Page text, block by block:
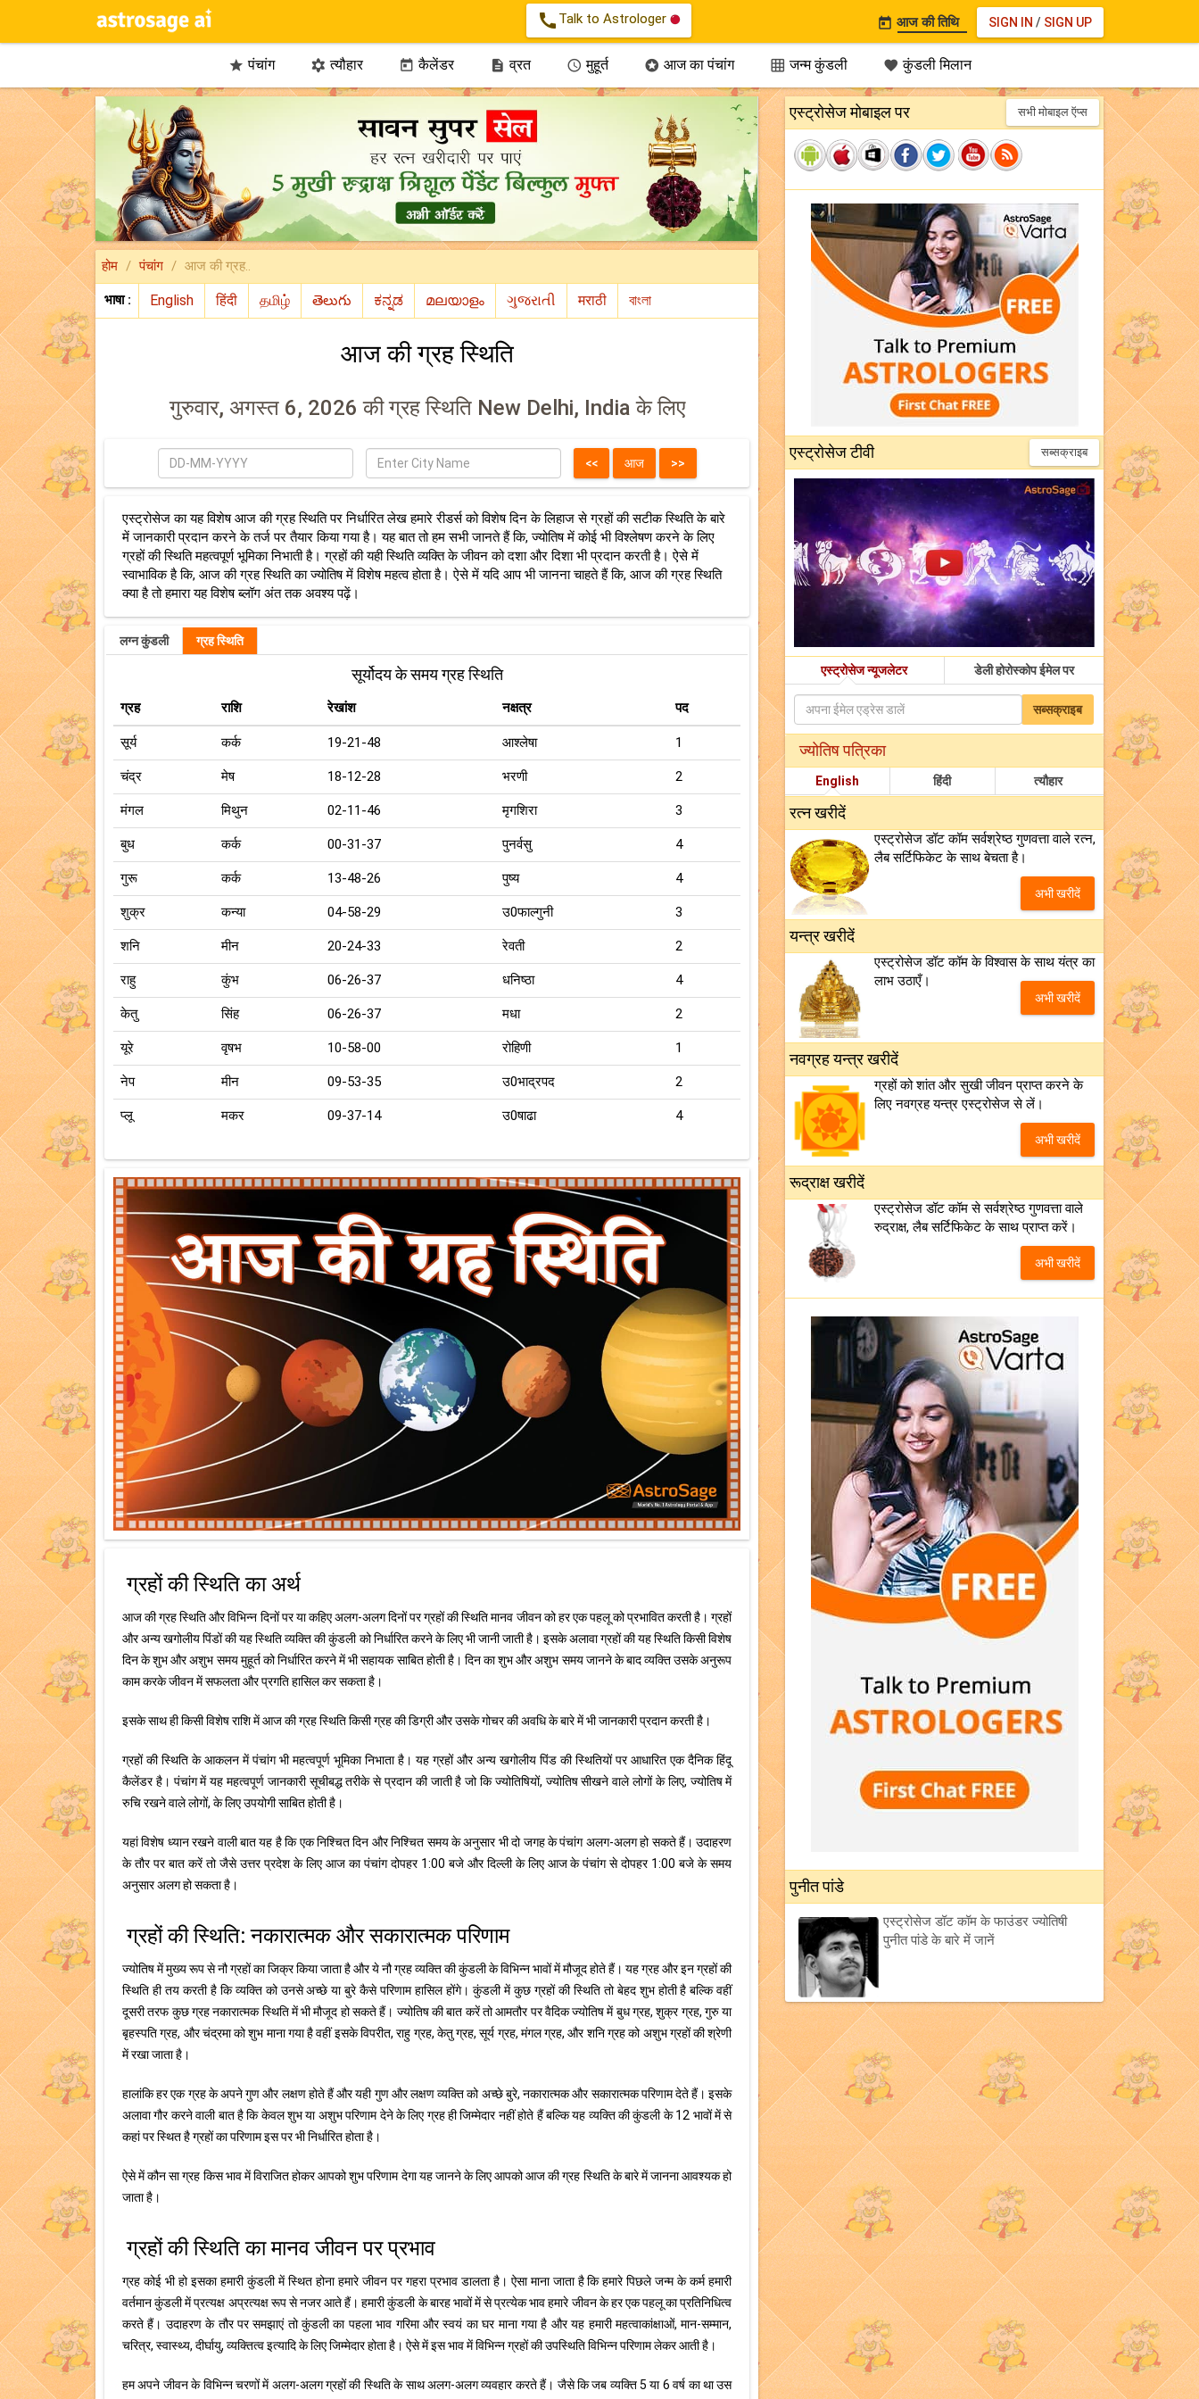
call Talk to Astrologer SIGN IN / SIGN UP
 आज की तिथि
 पंचांग  त्यौहार  कैलेंडर  व्रत  मुहूर्त  आज का पंचांग  जन्म कुंडली  कुंडली मिलान
होम पंचांग आज की ग्रह..
भाषा :
आज की ग्रह स्थिति
गुरुवार, अगस्त 6, 2026 की ग्रह स्थिति New Delhi, India के लिए
दिनांक
स्थान
भरें
एस्ट्रोसेज का यह विशेष आज की ग्रह स्थिति पर निर्धारित लेख हमारे रीडर्स को विशेष दिन के लिहाज से ग्रहों की सटीक स्थिति के बारे
में जानकारी प्रदान करने के तर्ज पर तैयार किया गया है। यह बात तो हम सभी जानते हैं कि, ज्योतिष में कोई भी विश्लेषण करने के लिए
ग्रहों की स्थिति महत्वपूर्ण भूमिका निभाती है। ग्रहों की यही स्थिति व्यक्ति के जीवन को दशा और दिशा भी प्रदान करती है। ऐसे में
स्वाभाविक है कि, आज की ग्रह स्थिति का ज्योतिष में विशेष महत्व होता है। ऐसे में यदि आप भी जानना चाहते हैं कि, आज की ग्रह स्थिति
क्या है तो हमारा यह विशेष ब्लॉग अंत तक अवश्य पढ़ें।
लग्न कुंडली ग्रह स्थिति
सूर्योदय के समय ग्रह स्थिति
ग्रह राशि रेखांश नक्षत्र पद
सूर्य कर्क 19-21-48 आश्लेषा 1
चंद्र मेष 18-12-28 भरणी 2
मंगल मिथुन 02-11-46 मृगशिरा 3
बुध कर्क 00-31-37 पुनर्वसु 4
गुरू कर्क 13-48-26 पुष्य 4
शुक्र कन्या 04-58-29 उ0फाल्गुनी 3
शनि मीन 20-24-33 रेवती 2
राहु कुंभ 06-26-37 धनिष्ठा 4
केतु सिंह 06-26-37 मधा 2
यूरे वृषभ 10-58-00 रोहिणी 1
नेप मीन 09-53-35 उ0भाद्रपद 2
प्लू मकर 09-37-14 उ0षाढा 4
ग्रहों की स्थिति का अर्थ
आज की ग्रह स्थिति और विभिन्न दिनों पर या कहिए अलग-अलग दिनों पर ग्रहों की स्थिति मानव जीवन को हर एक पहलू को प्रभावित करती है। ग्रहों
और अन्य खगोलीय पिंडों की यह स्थिति व्यक्ति की कुंडली को निर्धारित करने के लिए भी जानी जाती है। इसके अलावा ग्रहों की यह स्थिति किसी विशेष
दिन के शुभ और अशुभ समय मुहूर्त को निर्धारित करने में भी सहायक साबित होती है। दिन का शुभ और अशुभ समय जानने के बाद व्यक्ति उसके अनुरूप
काम करके जीवन में सफलता और प्रगति हासिल कर सकता है।
इसके साथ ही किसी विशेष राशि में आज की ग्रह स्थिति किसी ग्रह की डिग्री और उसके गोचर की अवधि के बारे में भी जानकारी प्रदान करती है।
ग्रहों की स्थिति के आकलन में पंचांग भी महत्वपूर्ण भूमिका निभाता है। यह ग्रहों और अन्य खगोलीय पिंड की स्थितियों पर आधारित एक दैनिक हिंदू
कैलेंडर है। पंचांग में यह महत्वपूर्ण जानकारी सूचीबद्ध तरीके से प्रदान की जाती है जो कि ज्योतिषियों, ज्योतिष सीखने वाले लोगों के लिए, ज्योतिष में
रुचि रखने वाले लोगों, के लिए उपयोगी साबित होती है।
यहां विशेष ध्यान रखने वाली बात यह है कि एक निश्चित दिन और निश्चित समय के अनुसार भी दो जगह के पंचांग अलग-अलग हो सकते हैं। उदाहरण
के तौर पर बात करें तो जैसे उत्तर प्रदेश के लिए आज का पंचांग दोपहर 1:00 बजे और दिल्ली के लिए आज के पंचांग से दोपहर 1:00 बजे के समय
अनुसार अलग हो सकता है।
ग्रहों की स्थिति: नकारात्मक और सकारात्मक परिणाम
ज्योतिष में मुख्य रूप से नौ ग्रहों का जिक्र किया जाता है और ये नौ ग्रह व्यक्ति की कुंडली के विभिन्न भावों में मौजूद होते हैं। यह ग्रह और इन ग्रहों की
स्थिति ही तय करती है कि व्यक्ति को उनसे अच्छे या बुरे कैसे परिणाम हासिल होंगे। कुंडली में कुछ ग्रहों की स्थिति तो बेहद शुभ होती है बल्कि वहीं
दूसरी तरफ कुछ ग्रह नकारात्मक स्थिति में भी मौजूद हो सकते हैं। ज्योतिष की बात करें तो आमतौर पर वैदिक ज्योतिष में बुध ग्रह, शुक्र ग्रह, गुरु या
बृहस्पति ग्रह, और चंद्रमा को शुभ माना गया है वहीं इसके विपरीत, राहु ग्रह, केतु ग्रह, सूर्य ग्रह, मंगल ग्रह, और शनि ग्रह को अशुभ ग्रहों की श्रेणी
में रखा जाता है।
हालांकि हर एक ग्रह के अपने गुण और लक्षण होते हैं और यही गुण और लक्षण व्यक्ति को अच्छे बुरे, नकारात्मक और सकारात्मक परिणाम देते हैं। इसके
अलावा गौर करने वाली बात है कि केवल शुभ या अशुभ परिणाम देने के लिए ग्रह ही जिम्मेदार नहीं होते हैं बल्कि यह व्यक्ति की कुंडली के 12 भावों में से
कहां पर स्थित है ग्रहों का परिणाम इस पर भी निर्धारित होता है।
ऐसे में कौन सा ग्रह किस भाव में विराजित होकर आपको शुभ परिणाम देगा यह जानने के लिए आपको आज की ग्रह स्थिति के बारे में जानना आवश्यक हो
जाता है।
ग्रहों की स्थिति का मानव जीवन पर प्रभाव
ग्रह कोई भी हो इसका हमारी कुंडली में स्थित होना हमारे जीवन पर गहरा प्रभाव डालता है। ऐसा माना जाता है कि हमारे पिछले जन्म के कर्म हमारी
वर्तमान कुंडली में प्रत्यक्ष अप्रत्यक्ष रूप से नजर आते हैं। हमारी कुंडली के बारह भावों में से प्रत्येक भाव हमारे जीवन के हर एक पहलू का प्रतिनिधित्व
करते हैं। उदाहरण के तौर पर समझाएं तो कुंडली का पहला भाव गरिमा और स्वयं का घर माना गया है और यह हमारी महत्वाकांक्षाओं, मान-सम्मान,
चरित्र, स्वास्थ्य, दीर्घायु, व्यक्तित्व इत्यादि के लिए जिम्मेदार होता है। ऐसे में इस भाव में विभिन्न ग्रहों की उपस्थिति विभिन्न परिणाम लेकर आती है।
हम अपने जीवन के विभिन्न चरणों में अलग-अलग ग्रहों की स्थिति के साथ अलग-अलग व्यवहार करते हैं। जैसे कि जब व्यक्ति 5 या 6 वर्ष का था उस
एस्ट्रोसेज मोबाइल पर सभी मोबाइल ऍप्स
एस्ट्रोसेज टीवी सब्सक्राइब
एस्ट्रोसेज न्यूजलेटर डेली होरोस्कोप ईमेल पर
सब्सक्राइब
ज्योतिष पत्रिका
English हिंदी त्यौहार
रत्न खरीदें
एस्ट्रोसेज डॉट कॉम सर्वश्रेष्ठ गुणवत्ता वाले रत्न,
लैब सर्टिफिकेट के साथ बेचता है।
अभी खरीदें
यन्त्र खरीदें
एस्ट्रोसेज डॉट कॉम के विश्वास के साथ यंत्र का
लाभ उठाएँ।
अभी खरीदें
नवग्रह यन्त्र खरीदें
ग्रहों को शांत और सुखी जीवन प्राप्त करने के
लिए नवग्रह यन्त्र एस्ट्रोसेज से लें।
अभी खरीदें
रूद्राक्ष खरीदें
एस्ट्रोसेज डॉट कॉम से सर्वश्रेष्ठ गुणवत्ता वाले
रुद्राक्ष, लैब सर्टिफिकेट के साथ प्राप्त करें।
अभी खरीदें
पुनीत पांडे
एस्ट्रोसेज डॉट कॉम के फाउंडर ज्योतिषी
पुनीत पांडे के बारे में जानें